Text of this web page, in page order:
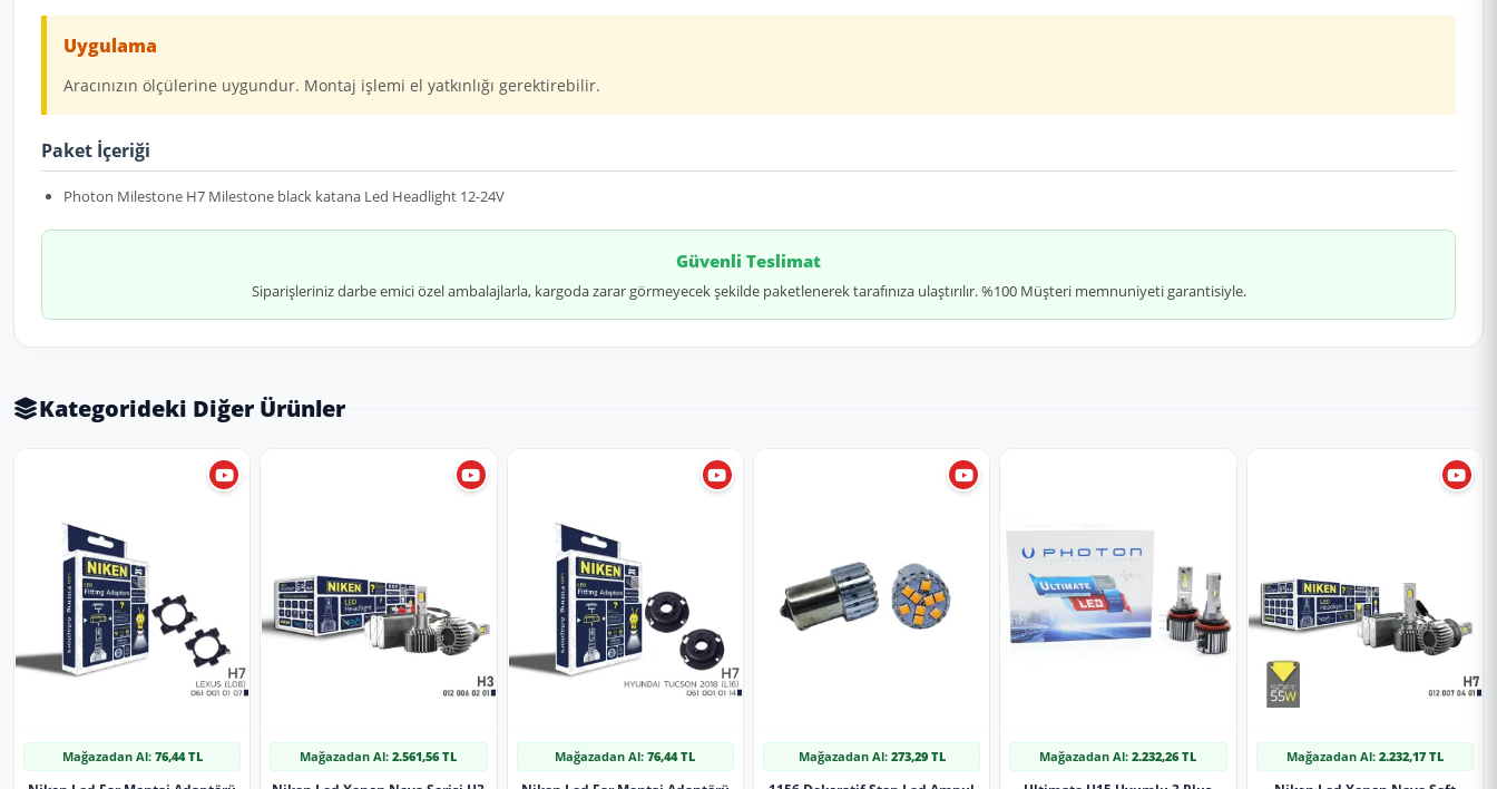
Uygulama
Aracınızın ölçülerine uygundur. Montaj işlemi el yatkınlığı gerektirebilir.
Paket İçeriği
Photon Milestone H7 Milestone black katana Led Headlight 12-24V
Güvenli Teslimat
Siparişleriniz darbe emici özel ambalajlarla, kargoda zarar görmeyecek şekilde paketlenerek tarafınıza ulaştırılır. %100 Müşteri memnuniyeti garantisiyle.
Kategorideki Diğer Ürünler
Mağazadan Al: 76,44 TL Mağazadan Al:2.561,56 TL Mağazadan Al:76,44 TL Mağazadan Al: 273,29 TL Mağazadan Al:2.232,26 TL Mağazadan Al: 2.232,17 TL